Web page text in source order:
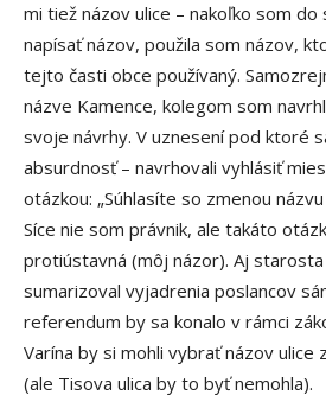
mi tiež názov ulice – nakoľko som do
napísať názov, použila som názov,
tejto časti obce používaný.
názve Kamence, kolegom som
svoje návrhy. V uznesení pod ktoré
absurdnosť – navrhovali vyhlásiť
otázkou: „Súhlasíte so zmenou názvu
Síce nie som právnik, ale takáto
protiústavná (môj názor). Aj
sumarizoval vyjadrenia poslancov
referendum by sa konalo v rámci
Varína by si mohli vybrať názov ulice
(ale Tisova ulica by to byť nemohla).